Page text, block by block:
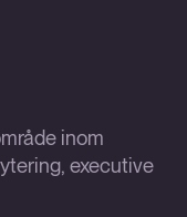
inom
executive